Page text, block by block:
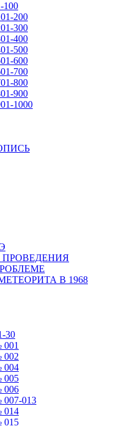
100
200
300
400
500
600
700
800
900
1000
В 1968
30
002
004
005
006
013
014
015